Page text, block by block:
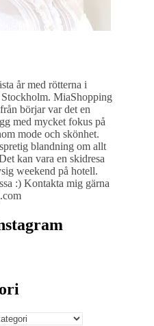
år med rötterna i
MiaShopping
börjar var det en
med mycket fokus på
mode och skönhet.
blandning om allt
kan vara en skidresa
weekend på hotell.
:) Kontakta mig gärna